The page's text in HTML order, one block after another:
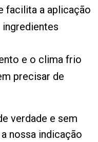
facilita a aplicação
e o clima frio
precisar de
verdade e sem
nossa indicação